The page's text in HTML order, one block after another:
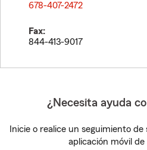
678-407-2472
Fax:
844-413-9017
¿Necesita ayuda
Inicie o realice un seguimiento
aplicación móvil